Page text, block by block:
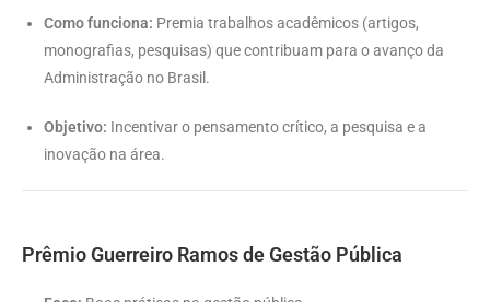
Como funciona: Premia trabalhos acadêmicos (artigos,
monografias, pesquisas) que contribuam para o avanço da
Administração no Brasil.
Objetivo: Incentivar o pensamento crítico, a pesquisa e a
inovação na área.
Prêmio Guerreiro Ramos de Gestão Pública